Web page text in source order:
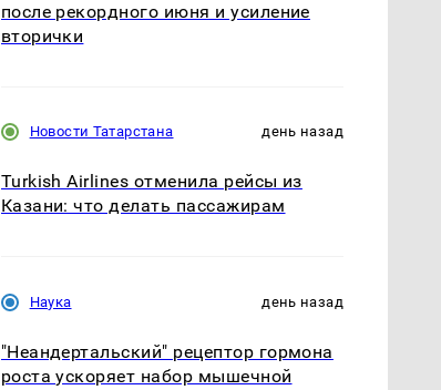
после рекордного июня и усиление
вторички
Новости Татарстана день назад
Turkish Airlines отменила рейсы из
Казани: что делать пассажирам
Наука день назад
"Неандертальский" рецептор гормона
роста ускоряет набор мышечной